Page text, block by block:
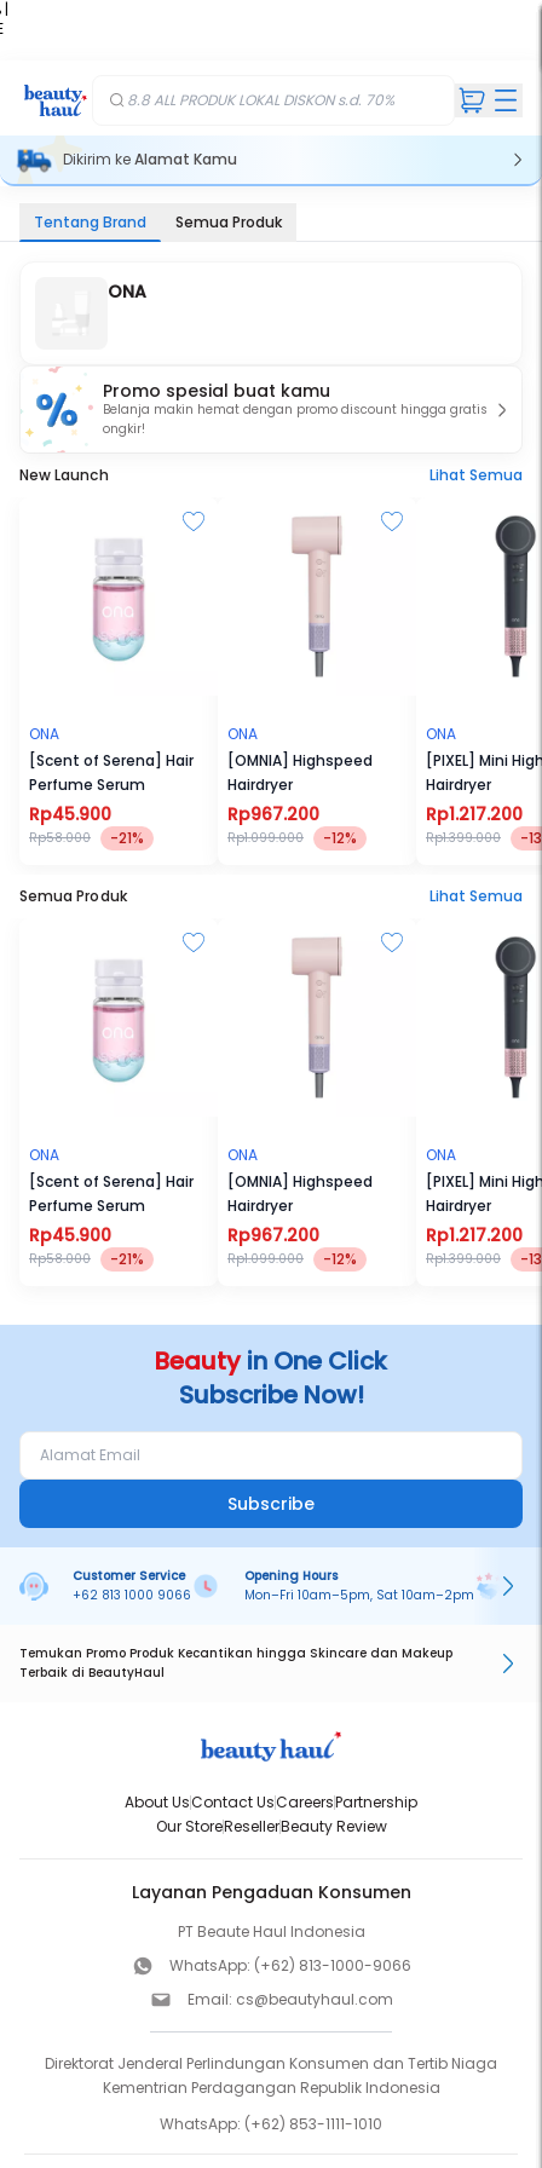
|
8.8 ALL PRODUK LOKAL DISKON s.d. 70%
Dikirim keAlamat Kamu
Tentang Brand Semua Produk
ONA
Promo spesial buat kamu
Belanja makin hemat dengan promo discount hingga gratis
ongkir!
New Launch Lihat Semua
ONA
[Scent of Serena] Hair
Perfume Serum
Rp45.900
Rp58.000 -21%
ONA
[OMNIA] Highspeed
Hairdryer
Rp967.200
Rp1.099.000 -12%
ONA
[PIXEL] Mini
Hairdryer
Rp1.217.200
Rp1.399.000 -
Semua Produk Lihat Semua
ONA
[Scent of Serena] Hair
Perfume Serum
Rp45.900
Rp58.000 -21%
ONA
[OMNIA] Highspeed
Hairdryer
Rp967.200
Rp1.099.000 -12%
ONA
[PIXEL] Mini
Hairdryer
Rp1.217.200
Rp1.399.000 -
Beautyin One Click
Subscribe Now!
Subscribe
Customer Service
+62 813 1000 9066
Opening Hours
Mon–Fri 10am–5pm, Sat 10am–2pm
Temukan Promo Produk Kecantikan hingga Skincare dan Makeup
Terbaik di BeautyHaul
About UsContact UsCareersPartnership
Our StoreResellerBeauty Review
Layanan Pengaduan Konsumen
PT Beaute Haul Indonesia
WhatsApp: (+62) 813-1000-9066
Email: cs@beautyhaul.com
Direktorat Jenderal Perlindungan Konsumen dan Tertib Niaga
Kementrian Perdagangan Republik Indonesia
WhatsApp: (+62) 853-1111-1010